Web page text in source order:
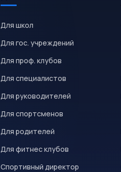
Для школ
Для гос. учреждений
Для проф. клубов
Для специалистов
Для руководителей
Для спортсменов
Для родителей
Для фитнес клубов
Спортивный директор